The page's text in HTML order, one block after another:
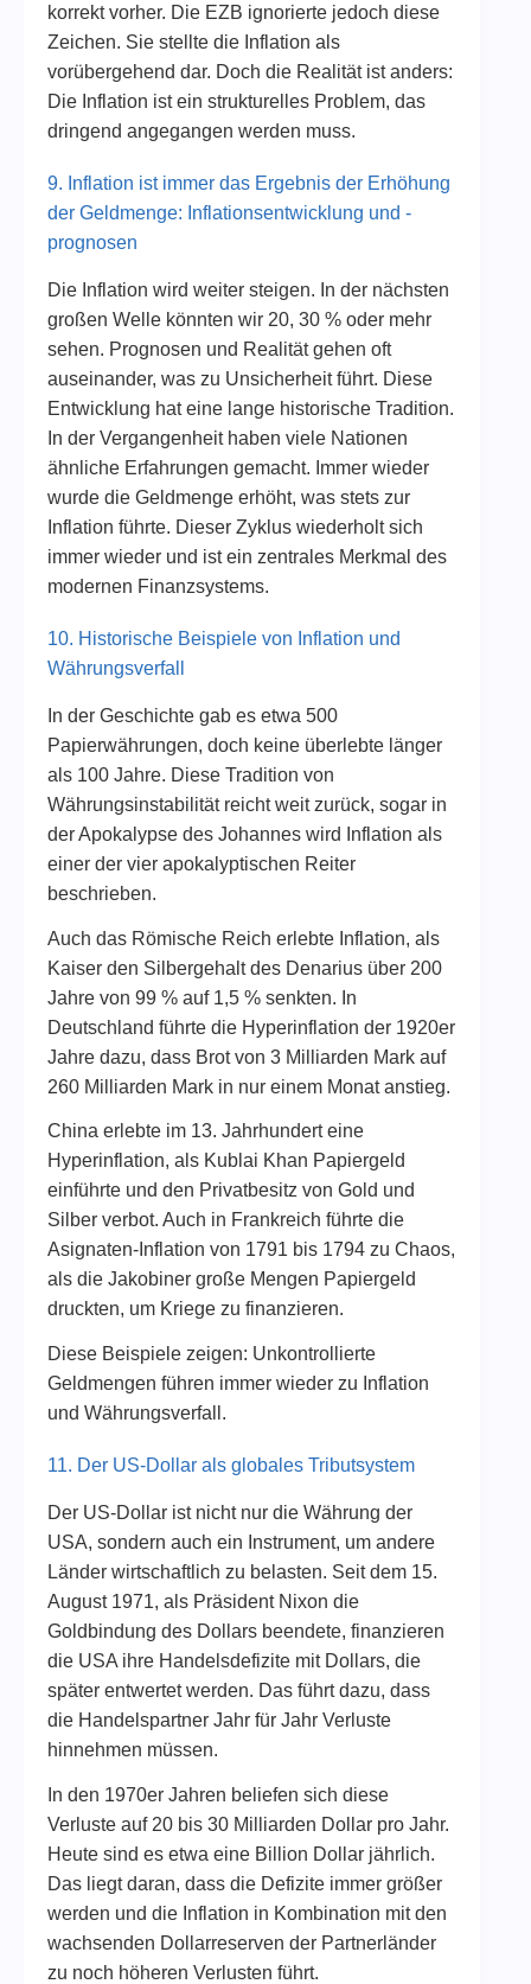
korrekt vorher. Die EZB ignorierte jedoch diese
Zeichen. Sie stellte die Inflation als
vorübergehend dar. Doch die Realität ist anders:
Die Inflation ist ein strukturelles Problem, das
dringend angegangen werden muss.
9. Inflation ist immer das Ergebnis der Erhöhung
der Geldmenge: Inflationsentwicklung und -
prognosen
Die Inflation wird weiter steigen. In der nächsten
großen Welle könnten wir 20, 30 % oder mehr
sehen. Prognosen und Realität gehen oft
auseinander, was zu Unsicherheit führt. Diese
Entwicklung hat eine lange historische Tradition.
In der Vergangenheit haben viele Nationen
ähnliche Erfahrungen gemacht. Immer wieder
wurde die Geldmenge erhöht, was stets zur
Inflation führte. Dieser Zyklus wiederholt sich
immer wieder und ist ein zentrales Merkmal des
modernen Finanzsystems.
10. Historische Beispiele von Inflation und
Währungsverfall
In der Geschichte gab es etwa 500
Papierwährungen, doch keine überlebte länger
als 100 Jahre. Diese Tradition von
Währungsinstabilität reicht weit zurück, sogar in
der Apokalypse des Johannes wird Inflation als
einer der vier apokalyptischen Reiter
beschrieben.
Auch das Römische Reich erlebte Inflation, als
Kaiser den Silbergehalt des Denarius über 200
Jahre von 99 % auf 1,5 % senkten. In
Deutschland führte die Hyperinflation der 1920er
Jahre dazu, dass Brot von 3 Milliarden Mark auf
260 Milliarden Mark in nur einem Monat anstieg.
China erlebte im 13. Jahrhundert eine
Hyperinflation, als Kublai Khan Papiergeld
einführte und den Privatbesitz von Gold und
Silber verbot. Auch in Frankreich führte die
Asignaten-Inflation von 1791 bis 1794 zu Chaos,
als die Jakobiner große Mengen Papiergeld
druckten, um Kriege zu finanzieren.
Diese Beispiele zeigen: Unkontrollierte
Geldmengen führen immer wieder zu Inflation
und Währungsverfall.
11. Der US-Dollar als globales Tributsystem
Der US-Dollar ist nicht nur die Währung der
USA, sondern auch ein Instrument, um andere
Länder wirtschaftlich zu belasten. Seit dem 15.
August 1971, als Präsident Nixon die
Goldbindung des Dollars beendete, finanzieren
die USA ihre Handelsdefizite mit Dollars, die
später entwertet werden. Das führt dazu, dass
die Handelspartner Jahr für Jahr Verluste
hinnehmen müssen.
In den 1970er Jahren beliefen sich diese
Verluste auf 20 bis 30 Milliarden Dollar pro Jahr.
Heute sind es etwa eine Billion Dollar jährlich.
Das liegt daran, dass die Defizite immer größer
werden und die Inflation in Kombination mit den
wachsenden Dollarreserven der Partnerländer
zu noch höheren Verlusten führt.